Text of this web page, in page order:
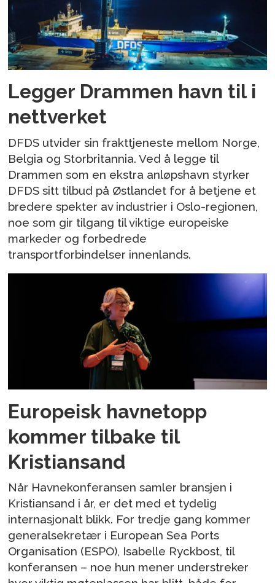
Legger Drammen havn til i
nettverket
DFDS utvider sin frakttjeneste mellom Norge,
Belgia og Storbritannia. Ved å legge til
Drammen som en ekstra anløpshavn styrker
DFDS sitt tilbud på Østlandet for å betjene et
bredere spekter av industrier i Oslo-regionen,
noe som gir tilgang til viktige europeiske
markeder og forbedrede
transportforbindelser innenlands.
Europeisk havnetopp
kommer tilbake til
Kristiansand
Når Havnekonferansen samler bransjen i
Kristiansand i år, er det med et tydelig
internasjonalt blikk. For tredje gang kommer
generalsekretær i European Sea Ports
Organisation (ESPO), Isabelle Ryckbost, til
konferansen – noe hun mener understreker